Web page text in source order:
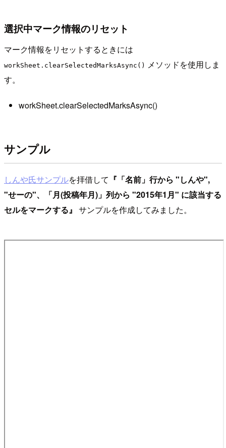
選択中マーク情報のリセット
マーク情報をリセットするときには
workSheet.clearSelectedMarksAsync() メソッドを使用しま
す。
workSheet.clearSelectedMarksAsync()
サンプル
しんや氏サンプルを拝借して 『「名前」行から "しんや",
"せーの"、「月(投稿年月)」列から "2015年1月" に該当する
セルをマークする』 サンプルを作成してみました。